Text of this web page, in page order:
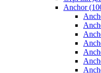
Anchor